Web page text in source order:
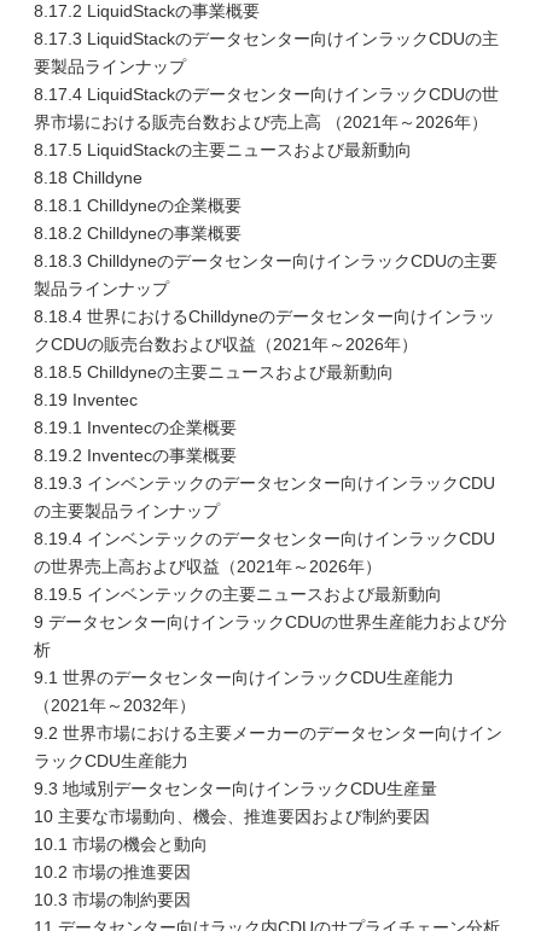
8.17.2 LiquidStackの事業概要
8.17.3 LiquidStackのデータセンター向けインラックCDUの主
要製品ラインナップ
8.17.4 LiquidStackのデータセンター向けインラックCDUの世
界市場における販売台数および売上高 （2021年～2026年）
8.17.5 LiquidStackの主要ニュースおよび最新動向
8.18 Chilldyne
8.18.1 Chilldyneの企業概要
8.18.2 Chilldyneの事業概要
8.18.3 Chilldyneのデータセンター向けインラックCDUの主要
製品ラインナップ
8.18.4 世界におけるChilldyneのデータセンター向けインラッ
クCDUの販売台数および収益（2021年～2026年）
8.18.5 Chilldyneの主要ニュースおよび最新動向
8.19 Inventec
8.19.1 Inventecの企業概要
8.19.2 Inventecの事業概要
8.19.3 インベンテックのデータセンター向けインラックCDU
の主要製品ラインナップ
8.19.4 インベンテックのデータセンター向けインラックCDU
の世界売上高および収益（2021年～2026年）
8.19.5 インベンテックの主要ニュースおよび最新動向
9 データセンター向けインラックCDUの世界生産能力および分
析
9.1 世界のデータセンター向けインラックCDU生産能力
（2021年～2032年）
9.2 世界市場における主要メーカーのデータセンター向けイン
ラックCDU生産能力
9.3 地域別データセンター向けインラックCDU生産量
10 主要な市場動向、機会、推進要因および制約要因
10.1 市場の機会と動向
10.2 市場の推進要因
10.3 市場の制約要因